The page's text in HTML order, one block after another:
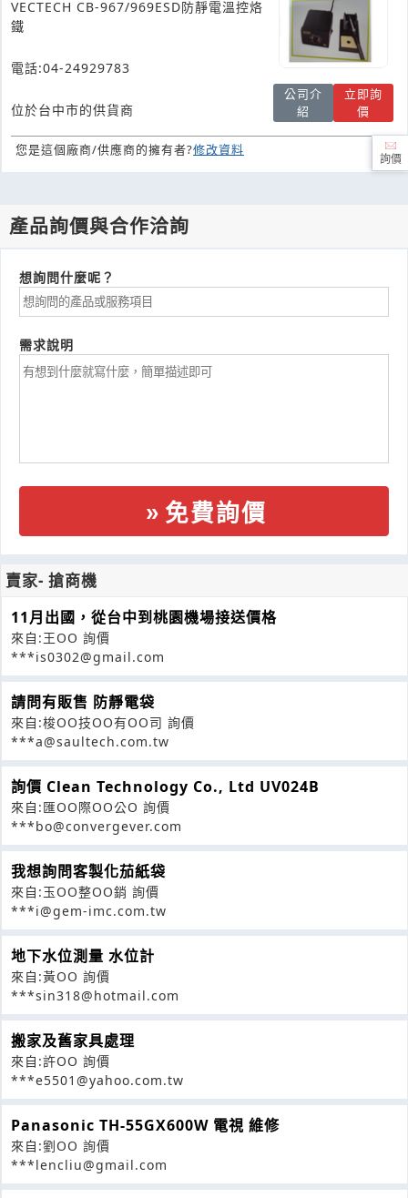
VECTECH CB-967/969ESD防靜電溫控烙
鐵
電話:04-24929783
位於台中市的供貨商
公司介
紹
立即詢
價
您是這個廠商/供應商的擁有者?修改資料
產品詢價與合作洽詢
想詢問什麼呢？
需求說明
免費詢價
賣家- 搶商機
11月出國，從台中到桃園機場接送價格
來自:王OO 詢價
***is0302@gmail.com
請問有販售 防靜電袋
來自:梭OO技OO有OO司 詢價
***a@saultech.com.tw
詢價 Clean Technology Co., Ltd UV024B
來自:匯OO際OO公O 詢價
***bo@convergever.com
我想詢問客製化茄紙袋
來自:玉OO整OO銷 詢價
***i@gem-imc.com.tw
地下水位測量 水位計
來自:黃OO 詢價
***sin318@hotmail.com
搬家及舊家具處理
來自:許OO 詢價
***e5501@yahoo.com.tw
Panasonic TH-55GX600W 電視 維修
來自:劉OO 詢價
***lencliu@gmail.com
詢價